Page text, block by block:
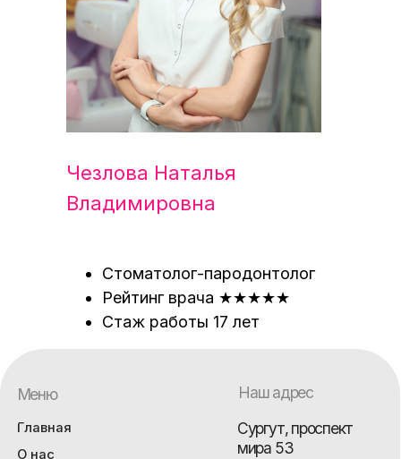
Стоматолог-пародонтолог
Рейтинг врача ★★★★★
Стаж работы 17 лет
Чезлова Наталья
Владимировна
© 2026 Стоматология «Жемчужная улыбка» оздание сайта